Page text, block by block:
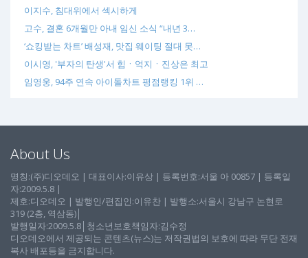
이지수, 침대위에서 섹시하게
고수, 결혼 6개월만 아내 임신 소식 “내년 3…
‘쇼킹받는 차트’ 배성재, 맛집 웨이팅 절대 못…
이시영, '부자의 탄생'서 힘ㆍ억지ㆍ진상은 최고
임영웅, 94주 연속 아이돌차트 평점랭킹 1위 …
About Us
명칭:(주)디오데오 | 대표이사:이유상 | 등록번호:서울 아 00857 | 등록일
자:2009.5.8 |
제호:디오데오 | 발행인/편집인:이유찬 | 발행소:서울시 강남구 논현로
319 (2층, 역삼동)│
발행일자:2009.5.8│청소년보호책임자:김수정
디오데오에서 제공되는 콘텐츠(뉴스)는 저작권법의 보호에 따라 무단 전재
복사 배포등을 금지합니다.